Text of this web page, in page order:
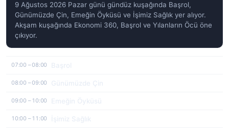
9 Ağustos 2026 Pazar günü gündüz kuşağında Başrol,
Günümüzde Çin, Emeğin Öyküsü ve İşimiz Sağlık yer alıyor.
Akşam kuşağında Ekonomi 360, Başrol ve Yılanların Öcü öne
çıkıyor.
07:00 – 08:00
08:00 – 09:00
09:00 – 10:00
10:00 – 11:00